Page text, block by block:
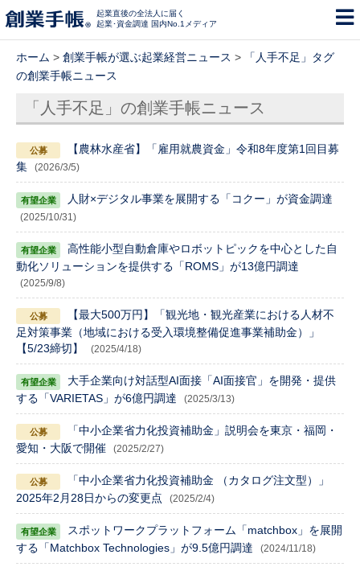
起業直後の全法人に届く
起業･資金調達 国内No.1メディア
ホーム > 創業手帳が選ぶ起業経営ニュース >
「人手不足」タグ
の創業手帳ニュース
「人手不足」の創業手帳ニュース
【農林水産省】「雇用就農資金」令和8年度第1回目募
集
(2026/3/5)
人財×デジタル事業を展開する「コクー」が資金調達
(2025/10/31)
高性能小型自動倉庫やロボットピックを中心とした自
動化ソリューションを提供する「ROMS」が13億円調達
(2025/9/8)
【最大500万円】「観光地・観光産業における人材不
足対策事業（地域における受入環境整備促進事業補助金）」
【5/23締切】
(2025/4/18)
大手企業向け対話型AI面接「AI面接官」を開発・提供
する「VARIETAS」が6億円調達
(2025/3/13)
「中小企業省力化投資補助金」説明会を東京・福岡・
愛知・大阪で開催
(2025/2/27)
「中小企業省力化投資補助金 （カタログ注文型）」
2025年2月28日からの変更点
(2025/2/4)
スポットワークプラットフォーム「matchbox」を展開
する「Matchbox Technologies」が9.5億円調達
(2024/11/18)